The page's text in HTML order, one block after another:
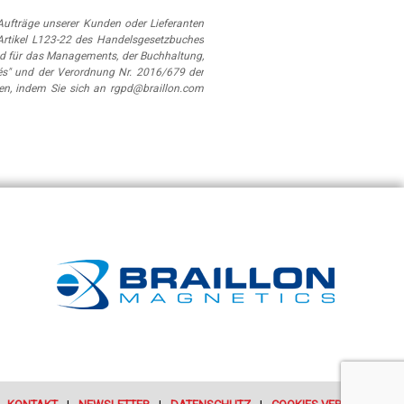
unserer Kunden oder Lieferanten
L123-22 des Handelsgesetzbuches
für das Managements, der Buchhaltung,
und der Verordnung Nr. 2016/679 der
indem Sie sich an rgpd@braillon.com